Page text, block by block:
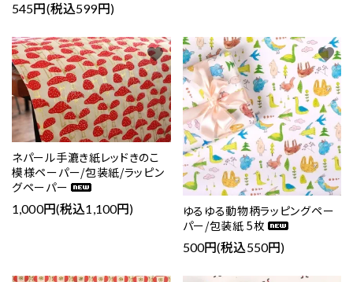
545円(税込599円)
ネパール手漉き紙レッドきのこ
模様ペーパー/包装紙/ラッピン
グペーパー
1,000円(税込1,100円)
favorite
ゆるゆる動物柄ラッピングペー
パー/包装紙 5枚
500円(税込550円)
favorite